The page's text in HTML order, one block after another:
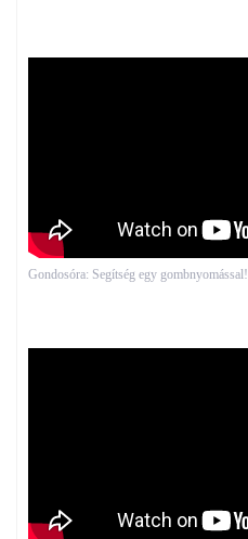
Gondosóra: Segítség egy gombnyomással!